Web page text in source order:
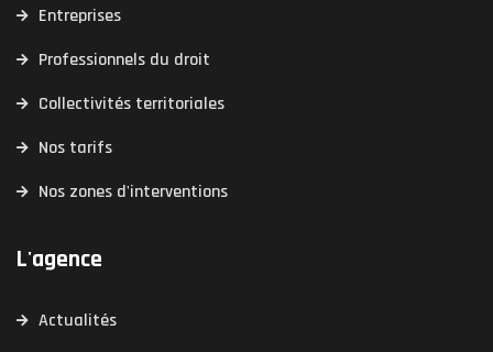
Entreprises
Professionnels du droit
Collectivités territoriales
Nos tarifs
Nos zones d'interventions
L'agence
Actualités